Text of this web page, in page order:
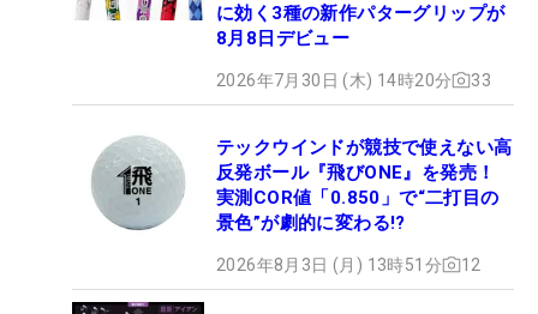
に効く3種の新作パターグリップが
8月8日デビュー
2026年7月30日 (木) 14時20分 33
テックウインドが競技で使えない高
反発ボール『飛びONE』を発売！
実測COR値「0.850」で“二打目の
景色”が劇的に変わる!?
2026年8月3日 (月) 13時51分 12